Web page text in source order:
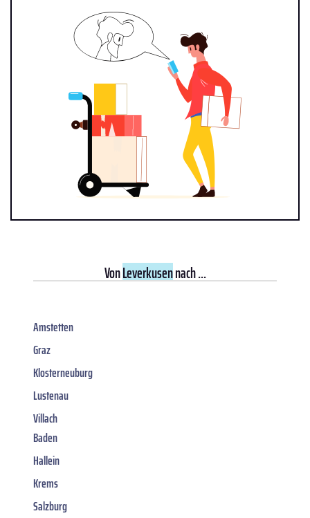
VonLeverkusennach ...
Amstetten
Graz
Klosterneuburg
Lustenau
Villach
Baden
Hallein
Krems
Salzburg